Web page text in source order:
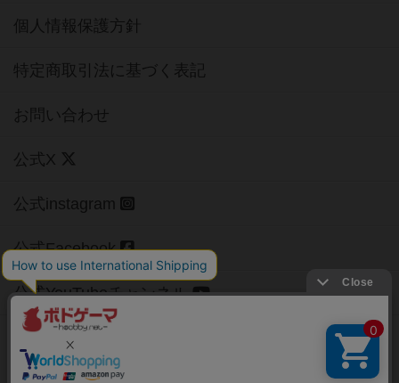
個人情報保護方針
特定商取引法に基づく表記
お問い合わせ
公式X
公式instagram
公式Facebook
公式YouTubeチャンネル